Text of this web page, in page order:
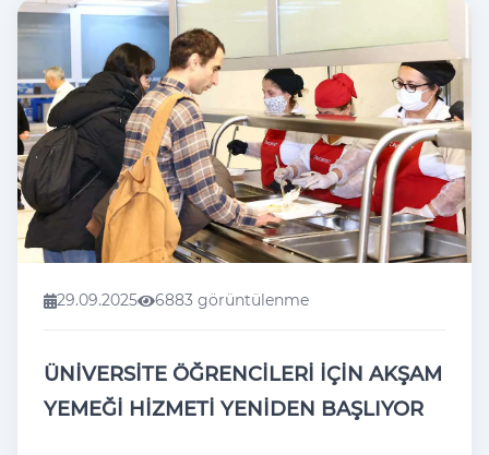
29.09.2025 6883 görüntülenme
ÜNİVERSİTE ÖĞRENCİLERİ İÇİN AKŞAM
YEMEĞİ HİZMETİ YENİDEN BAŞLIYOR